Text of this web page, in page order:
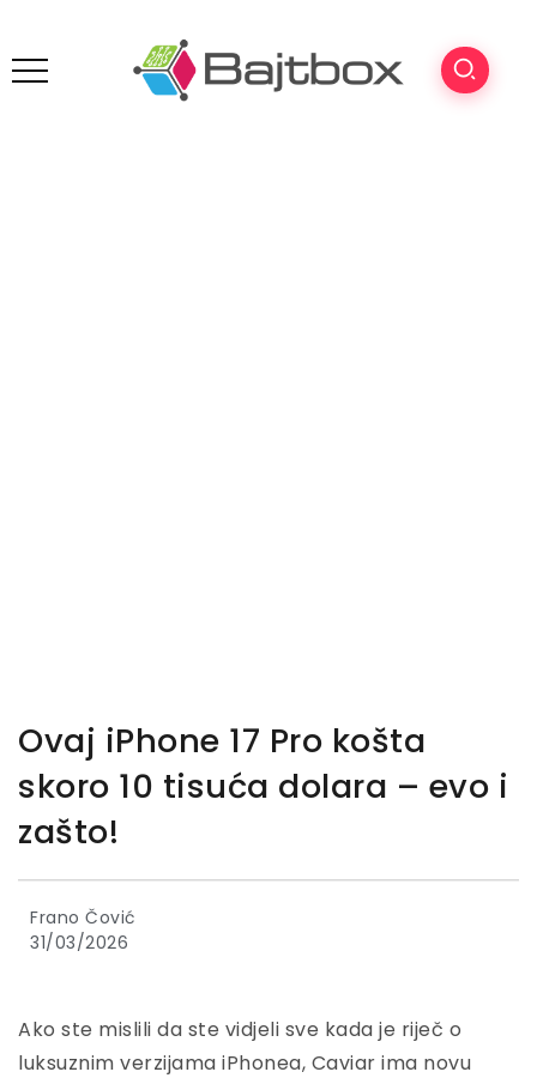
Ovaj iPhone 17 Pro košta
skoro 10 tisuća dolara – evo i
zašto!
Frano Čović
31/03/2026
Ako ste mislili da ste vidjeli sve kada je riječ o
luksuznim verzijama iPhonea, Caviar ima novu